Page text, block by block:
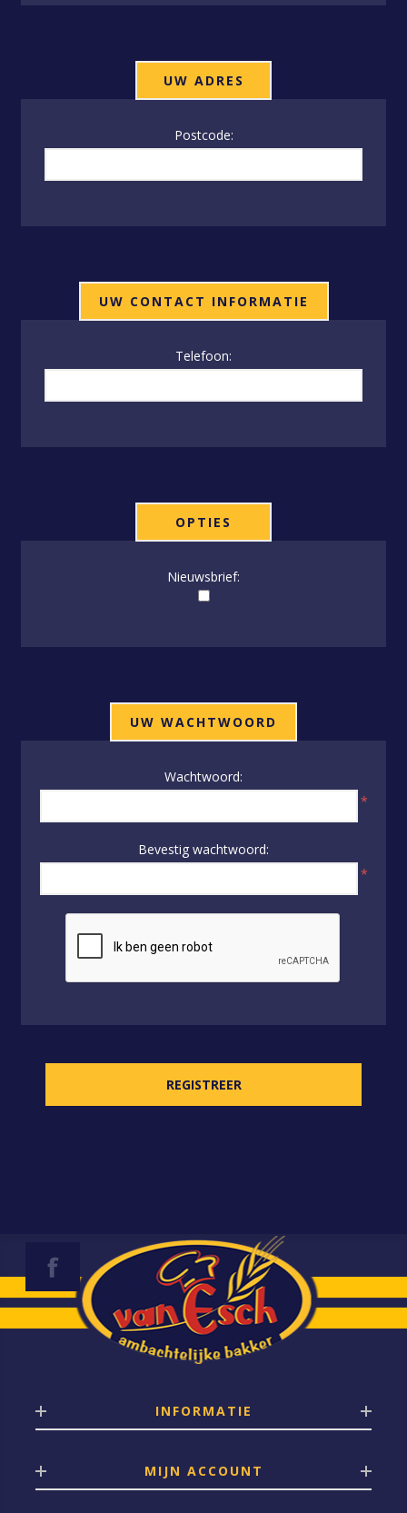
UW ADRES
Postcode:
UW CONTACT INFORMATIE
Telefoon:
OPTIES
Nieuwsbrief:
UW WACHTWOORD
Wachtwoord:
*
Bevestig wachtwoord:
*
INFORMATIE
MIJN ACCOUNT